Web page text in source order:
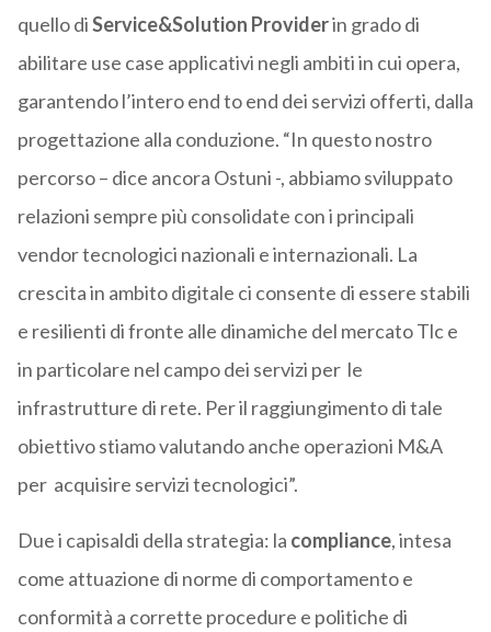
quello diService&Solution Providerin grado di
abilitare use case applicativi negli ambiti in cui opera,
garantendo l’intero end to end dei servizi offerti, dalla
progettazione alla conduzione. “In questo nostro
percorso – dice ancora Ostuni -, abbiamo sviluppato
relazioni sempre più consolidate con i principali
vendor tecnologici nazionali e internazionali. La
crescita in ambito digitale ci consente di essere stabili
e resilienti di fronte alle dinamiche del mercato Tlc e
in particolare nel campo dei servizi per le
infrastrutture di rete. Per il raggiungimento di tale
obiettivo stiamo valutando anche operazioni M&A
per acquisire servizi tecnologici”.
Due i capisaldi della strategia: la compliance, intesa
come attuazione di norme di comportamento e
conformità a corrette procedure e politiche di